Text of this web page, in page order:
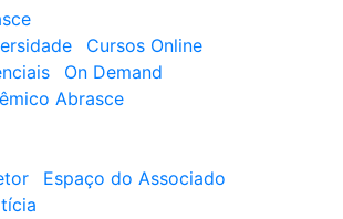
Cursos Online
On Demand
Abrasce
Espaço do Associado